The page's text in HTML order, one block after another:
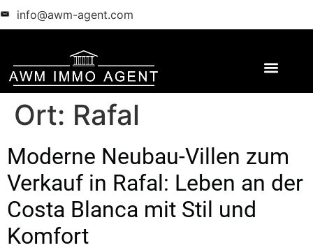
info@awm-agent.com
Ort: Rafal
Moderne Neubau-Villen zum
Verkauf in Rafal: Leben an der
Costa Blanca mit Stil und
Komfort